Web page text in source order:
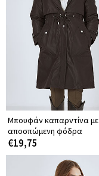
Μπουφάν καπαρντίνα με
αποσπώμενη φόδρα
€19,75